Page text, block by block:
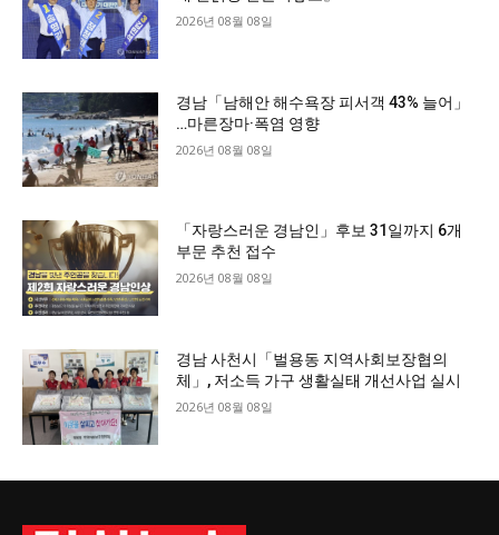
2026년 08월 08일
경남「남해안 해수욕장 피서객 43% 늘어」
…마른장마·폭염 영향
2026년 08월 08일
「자랑스러운 경남인」후보 31일까지 6개
부문 추천 접수
2026년 08월 08일
경남 사천시「벌용동 지역사회보장협의
체」, 저소득 가구 생활실태 개선사업 실시
2026년 08월 08일